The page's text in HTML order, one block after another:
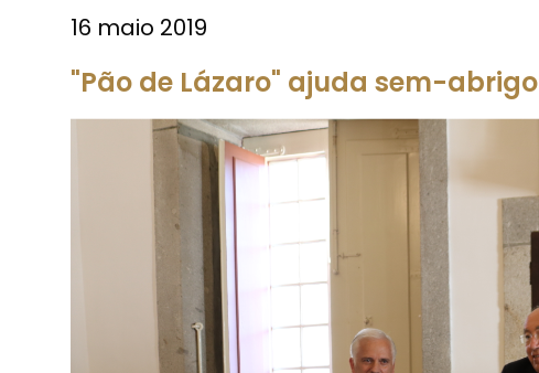
16 maio 2019
"Pão de Lázaro" ajuda sem-abrigo